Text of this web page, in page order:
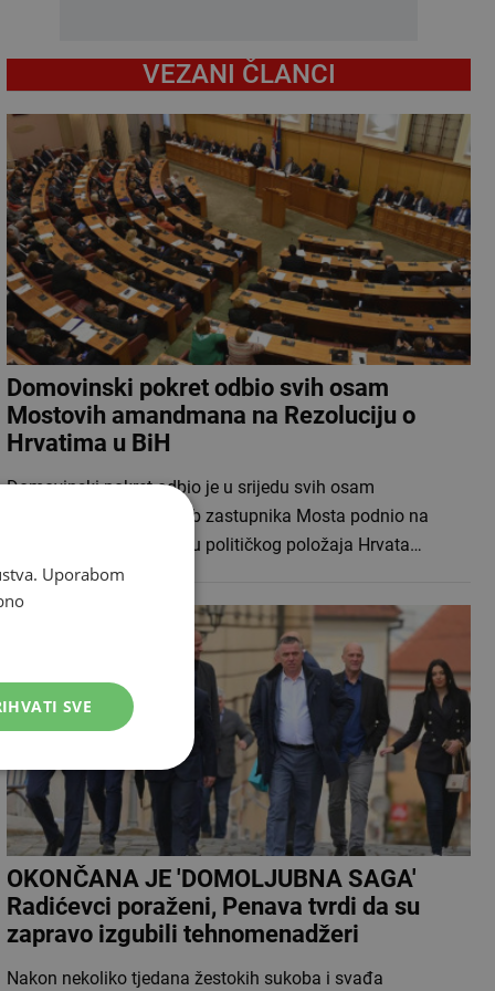
VEZANI ČLANCI
Domovinski pokret odbio svih osam
Mostovih amandmana na Rezoluciju o
Hrvatima u BiH
Domovinski pokret odbio je u srijedu svih osam
amandmana koje je Klub zastupnika Mosta podnio na
Rezoluciju o osnaživanju političkog položaja Hrvata…
OKONČANA JE 'DOMOLJUBNA SAGA'
Radićevci poraženi, Penava tvrdi da su
zapravo izgubili tehnomenadžeri
Nakon nekoliko tjedana žestokih sukoba i svađa
Uporabom
SVE